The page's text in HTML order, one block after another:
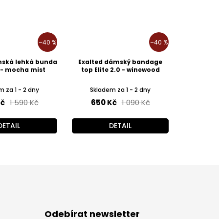
–40 %
lehká bunda
- mocha mist
za 1 - 2 dny
1 590 Kč
–40 %
Exalted dámský bandage
top Elite 2.0 - winewood
Skladem za 1 - 2 dny
650 Kč 1 090 Kč
DETAIL
Odebírat newsletter